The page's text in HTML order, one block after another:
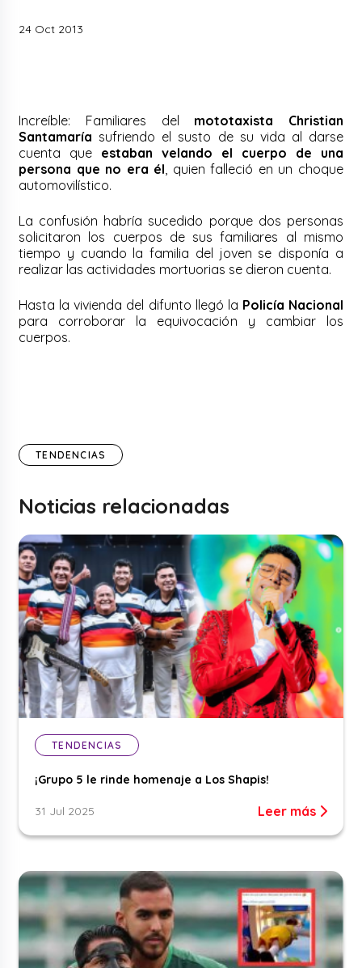
24 Oct 2013
Increíble: Familiares del mototaxista Christian
Santamaría sufriendo el susto de su vida al darse
cuenta que estaban velando el cuerpo de una
persona que no era él, quien falleció en un choque
automovilístico.
La confusión habría sucedido porque dos personas
solicitaron los cuerpos de sus familiares al mismo
tiempo y cuando la familia del joven se disponía a
realizar las actividades mortuorias se dieron cuenta.
Hasta la vivienda del difunto llegó la Policía Nacional
para corroborar la equivocación y cambiar los
cuerpos.
TENDENCIAS
Noticias relacionadas
TENDENCIAS
¡Grupo 5 le rinde homenaje a Los Shapis!
31 Jul 2025 Leer más